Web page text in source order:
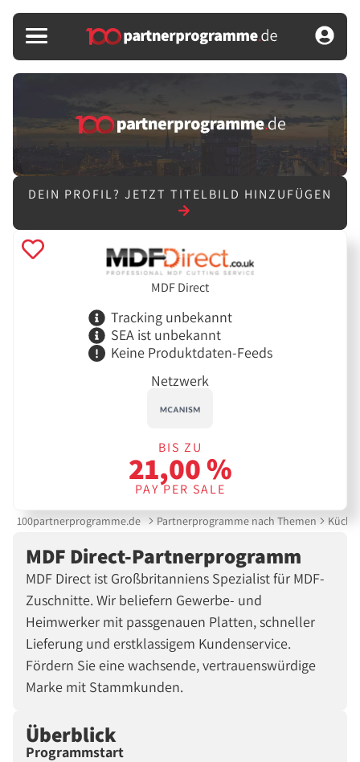
DEIN PROFIL? JETZT TITELBILD HINZUFÜGEN
MDF Direct
Tracking unbekannt
SEA ist unbekannt
Keine Produktdaten-Feeds
Netzwerk
BIS ZU
21,00 %
PAY PER SALE
100partnerprogramme.de Partnerprogramme nach Themen
MDF Direct-Partnerprogramm
MDF Direct ist Großbritanniens Spezialist für MDF-
Zuschnitte. Wir beliefern Gewerbe- und
Heimwerker mit passgenauen Platten, schneller
Lieferung und erstklassigem Kundenservice.
Fördern Sie eine wachsende, vertrauenswürdige
Marke mit Stammkunden.
Überblick
Programmstart